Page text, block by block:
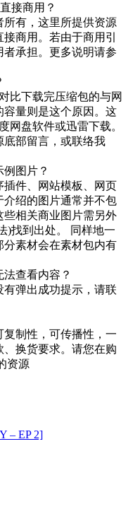
接商用？
有，这里所提供资源
商用。若由于商用引
承担。更多说明请参
比下载完压缩包的与网
量则是这个原因。这
网盘软件或迅雷下载。
底部留言，或联络我
图片？
插件、网站模板、网页
绍的图片通常并不包
相关商业图片需另外
)找到出处。 同样地一
素材会在素材包内有
查看内容？
弹出成功提示，请联
制性，可传播性，一
、换货要求。请您在购
资源
– EP 2]